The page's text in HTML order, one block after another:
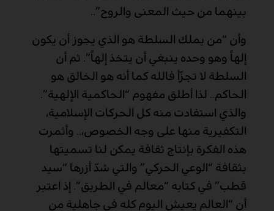
بينهما من حيث المعنى والروح”..
وأن “من يملك السلطة هو الذي يجوز أن يكون
إلهاً وهو وحده ينبغي أن يتخذ إلهاً”. ثم أن
السلطة لا تجزّأ فالله كما أنه هو الخالق هو
الحاكم.. لذا أطلق مفهوم “الحاكمية الإلهية”.
والذي استفادت منه كل الحركات الإسلامية،
التكفيرية منها على وجه الخصوص،.. وأثمرت
هذه الفكرة بإنتاج ثقافة يمكن لنا تسميتها
بثقافة “الوعي الحركي” والتي شدّ أزرها “سيد
قطب” في كتابه “معالم في الطريق”. إذ اعتبر
أن “العالم يعيش اليوم كله في جاهلية من